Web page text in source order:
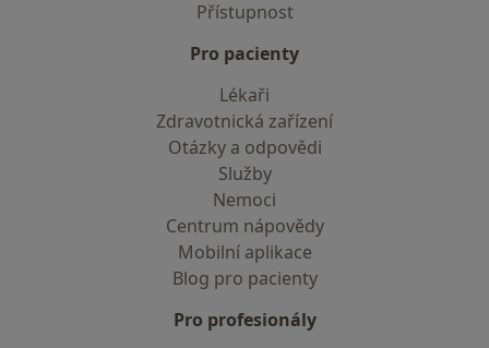
Přístupnost
Pro pacienty
Lékaři
Zdravotnická zařízení
Otázky a odpovědi
Služby
Nemoci
Centrum nápovědy
Mobilní aplikace
Blog pro pacienty
Pro profesionály